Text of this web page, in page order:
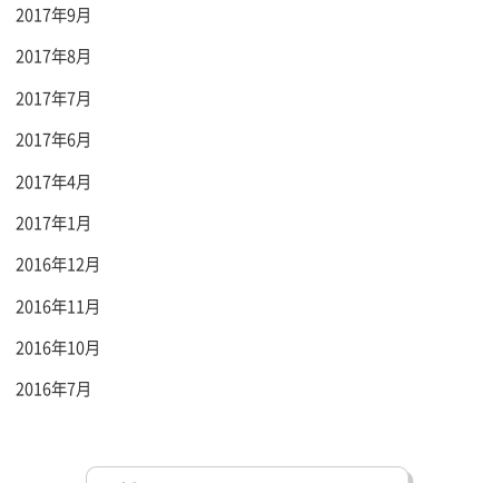
2017年9月
2017年8月
2017年7月
2017年6月
2017年4月
2017年1月
2016年12月
2016年11月
2016年10月
2016年7月